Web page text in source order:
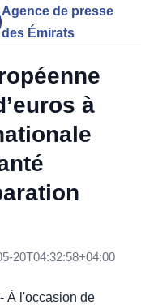
Agence de presse
des Émirats
à
20T04:32:58+04:00
À l'occasion de